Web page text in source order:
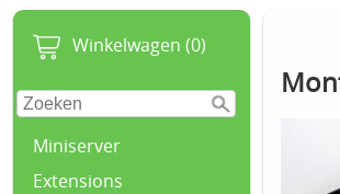
Winkelwagen (0)
Miniserver
Extensions